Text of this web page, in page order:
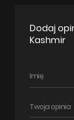
Dodaj
Kashmir